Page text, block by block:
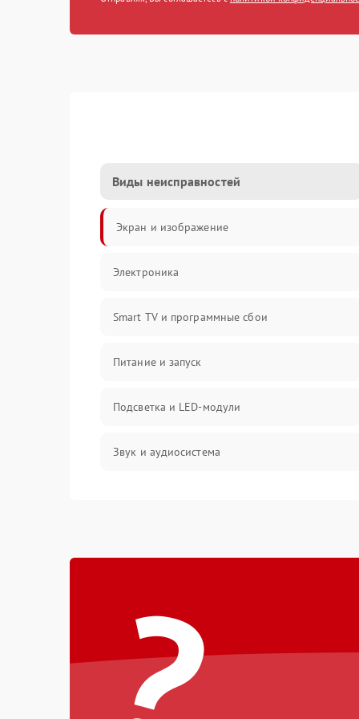
Виды неисправностей
Экран и изображение
Электроника
Smart TV и программные сбои
Питание и запуск
Подсветка и LED-модули
Звук и аудиосистема
Программное обеспечение
Корпус и механика